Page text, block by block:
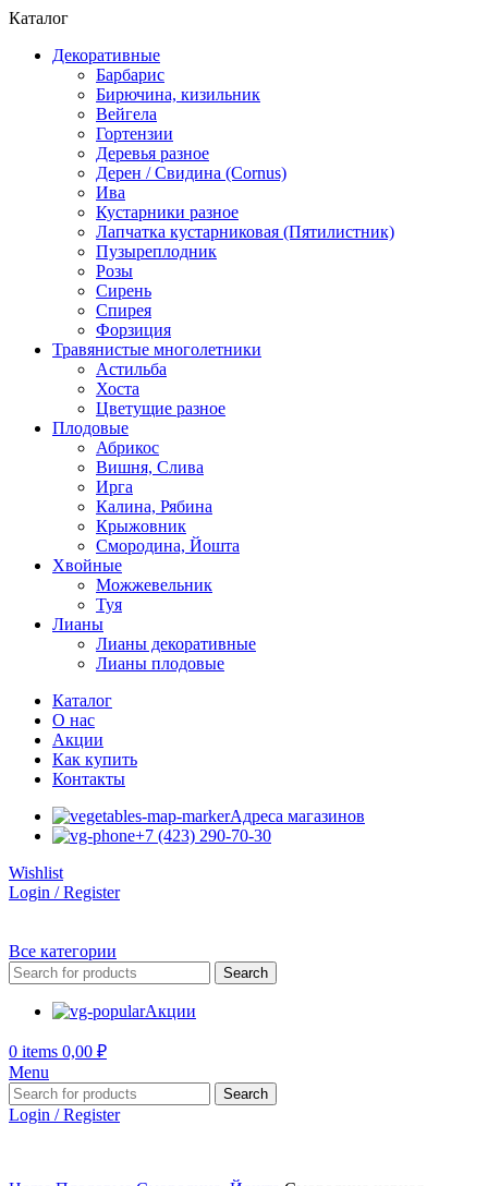
Каталог
Декоративные
Барбарис
Бирючина, кизильник
Вейгела
Гортензии
Деревья разное
Дерен / Свидина (Cornus)
Ива
Кустарники разное
Лапчатка кустарниковая (Пятилистник)
Пузыреплодник
Розы
Сирень
Спирея
Форзиция
Травянистые многолетники
Астильба
Хоста
Цветущие разное
Плодовые
Абрикос
Вишня, Слива
Ирга
Калина, Рябина
Крыжовник
Смородина, Йошта
Хвойные
Можжевельник
Туя
Лианы
Лианы декоративные
Лианы плодовые
Каталог
О нас
Акции
Как купить
Контакты
Адреса магазинов
+7 (423) 290-70-30
Wishlist
Login / Register
Все категории
Search
Акции
0 items 0,00 ₽
Menu
Search
Login / Register